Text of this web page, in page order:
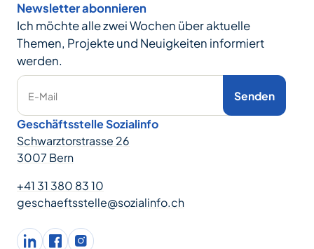
Newsletter abonnieren
Ich möchte alle zwei Wochen über aktuelle
Themen, Projekte und Neuigkeiten informiert
werden.
E-Mail Senden
Geschäftsstelle Sozialinfo
Schwarztorstrasse 26
3007 Bern
+41 31 380 83 10
geschaeftsstelle@sozialinfo.ch